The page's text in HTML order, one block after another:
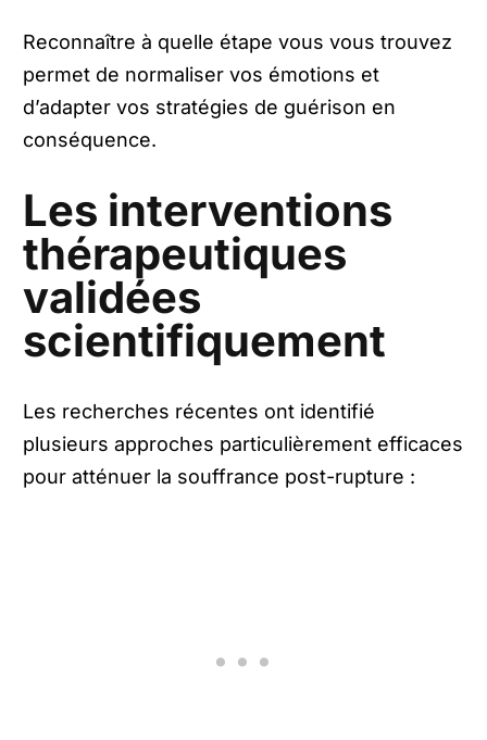
Reconnaître à quelle étape vous vous trouvez
permet de normaliser vos émotions et
d’adapter vos stratégies de guérison en
conséquence.
Les interventions
thérapeutiques
validées
scientifiquement
Les recherches récentes ont identifié
plusieurs approches particulièrement efficaces
pour atténuer la souffrance post-rupture :